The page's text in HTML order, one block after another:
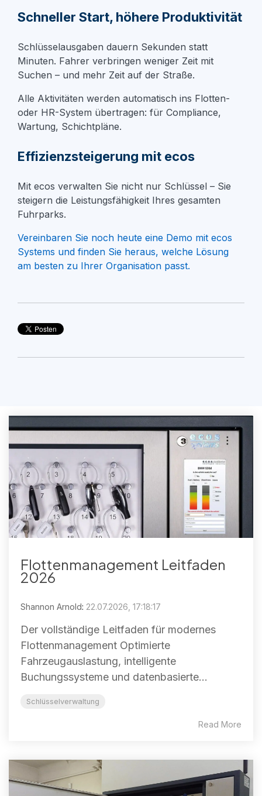
Schneller Start, höhere Produktivität
Schlüsselausgaben dauern Sekunden statt
Minuten. Fahrer verbringen weniger Zeit mit
Suchen – und mehr Zeit auf der Straße.
Alle Aktivitäten werden automatisch ins Flotten-
oder HR-System übertragen: für Compliance,
Wartung, Schichtpläne.
Effizienzsteigerung mit ecos
Mit ecos verwalten Sie nicht nur Schlüssel – Sie
steigern die Leistungsfähigkeit Ihres gesamten
Fuhrparks.
Vereinbaren Sie noch heute eine Demo mit ecos
Systems und finden Sie heraus, welche Lösung
am besten zu Ihrer Organisation passt.
Flottenmanagement Leitfaden
2026
Shannon Arnold: 22.07.2026, 17:18:17
Der vollständige Leitfaden für modernes
Flottenmanagement Optimierte
Fahrzeugauslastung, intelligente
Buchungssysteme und datenbasierte...
Schlüsselverwaltung
Read More